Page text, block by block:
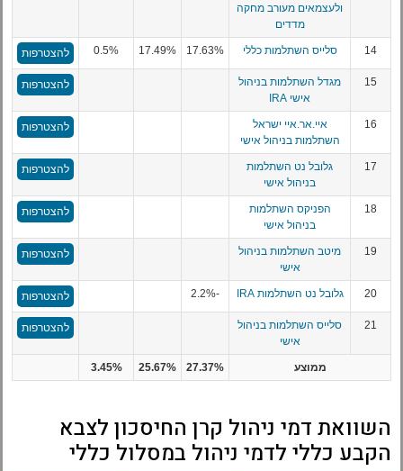
ולעצמאים מעורב מחקה
מדדים
14 סלייס השתלמות כללי 17.63%
17.49%
0.5% להצטרפות
15
מגדל השתלמות בניהול
אישי IRA
להצטרפות
16
איי.אר.איי ישראל
השתלמות בניהול אישי
להצטרפות
17
גלובל נט השתלמות
בניהול אישי
להצטרפות
18
הפניקס השתלמות
בניהול אישי
להצטרפות
19
מיטב השתלמות בניהול
אישי
להצטרפות
20 גלובל נט השתלמות IRA -2.2% להצטרפות
21
סלייס השתלמות בניהול
אישי
להצטרפות
ממוצע 27.37%
25.67%
3.45%
השוואת דמי ניהול קרן החיסכון לצבא
הקבע כללי לדמי ניהול במסלול כללי